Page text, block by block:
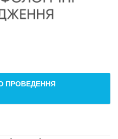
ПРОВЕДЕННЯ